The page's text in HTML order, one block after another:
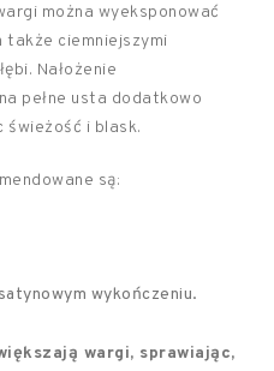
można wyeksponować
także ciemniejszymi
Nałożenie
pełne usta dodatkowo
świeżość i blask.
są:
wykończeniu.
wargi, sprawiając,